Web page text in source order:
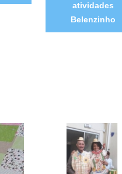
atividades
Belenzinho